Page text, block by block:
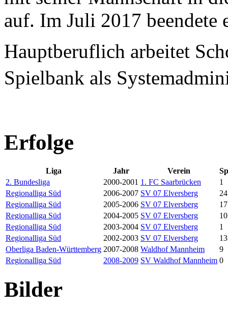
auf. Im Juli 2017 beendete
Hauptberuflich arbeitet
Spielbank als
Erfolge
Liga Jahr Verein
2. Bundesliga
2000-2001 1. FC Saarbrücken
1
Regionalliga Süd
2006-2007 SV 07 Elversberg
24
Regionalliga Süd
2005-2006 SV 07 Elversberg
17
Regionalliga Süd
2004-2005 SV 07 Elversberg
10
Regionalliga Süd
2003-2004 SV 07 Elversberg
1
Regionalliga Süd
2002-2003 SV 07 Elversberg
13
Oberliga Baden-Württemberg 2007-2008 Waldhof Mannheim
9
Regionalliga Süd
2008-2009 SV Waldhof Mannheim 0
Bilder